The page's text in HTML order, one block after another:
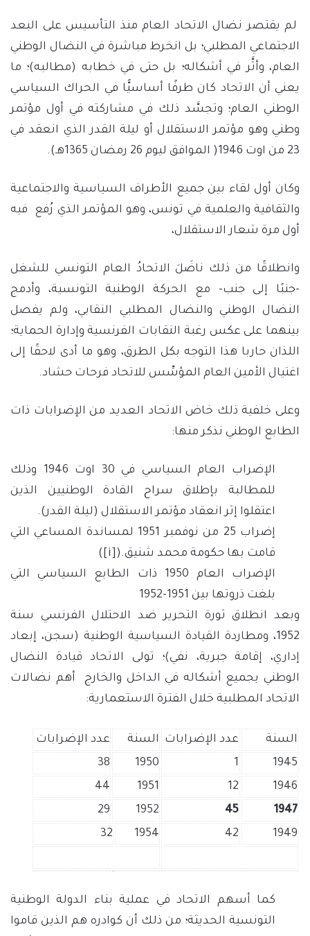
لم يقتصر نضال الاتحاد العام منذ التأسيس على البعد
الاجتماعي المطلبي؛ بل انخرط مباشرة في النضال الوطني
العام، وأثَّر في أشكاله؛ بل حتى في خطابه (مطالبه)؛ ما
يعني أن الاتحاد كان طرفًا أساسيًّا في الحراك السياسي
الوطني العام؛ وتجسَّد ذلك في مشاركته في أول مؤتمر
وطني وهو مؤتمر الاستقلال أو ليلة القدر الذي انعقد في
23 من اوت 1946( الموافق ليوم 26 رمضان 1365هـ).
وكان أول لقاء بين جميع الأطراف السياسية والاجتماعية
والثقافية والعلمية في تونس، وهو المؤتمر الذي رُفع فيه
أول مرة شعار الاستقلال،
وانطلاقًا من ذلك ناضَلَ الاتحادُ العام التونسي للشغل
-جنبًا إلى جنب- مع الحركة الوطنية التونسية، وأدمج
النضال الوطني والنضال المطلبي النقابي، ولم يفصل
بينهما على عكس رغبة النقابات الفرنسية وإدارة الحماية؛
اللذان حاربا هذا التوجه بكل الطرق، وهو ما أدى لاحقًا إلى
اغتيال الأمين العام المؤسِّس للاتحاد فرحات حشاد.
وعلى خلفية ذلك خاض الاتحاد العديد من الإضرابات ذات
الطابع الوطني نذكر منها:
الإضراب العام السياسي في 30 اوت 1946 وذلك
للمطالبة بإطلاق سراح القادة الوطنيين الذين
اعتقلوا إثر انعقاد مؤتمر الاستقلال (ليلة القدر).
إضراب 25 من نوفمبر 1951 لمساندة المساعي التي
قامت بها حكومة محمد شنيق.(
)
الإضراب العام 1950 ذات الطابع السياسي التي
بلغت ذروتها بين 1951-1952
وبعد انطلاق ثورة التحرير ضد الاحتلال الفرنسي سنة
1952، ومطاردة القيادة السياسية الوطنية (سجن، إبعاد
إداري، إقامة جبرية، نفي)؛ تولى الاتحاد قيادة النضال
الوطني بجميع أشكاله في الداخل والخارج أهم نضالات
الاتحاد المطلبية خلال الفترة الاستعمارية:
السنة عدد الإضرابات السنة
عدد الإضرابات
1945
1
1950
38
1946
12
1951
44
1947
45
1952
29
1949
42
1954
32
كما أسهم الاتحاد في عملية بناء الدولة الوطنية
التونسية الحديثة؛ من ذلك أن كوادره هم الذين قاموا